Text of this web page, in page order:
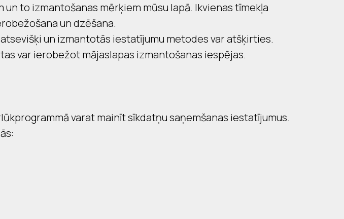
to izmantošanas mērķiem mūsu lapā. Ikvienas tīmekļa
un dzēšana.
un izmantotās iestatījumu metodes var atšķirties.
var ierobežot mājaslapas izmantošanas iespējas.
varat mainīt sīkdatņu saņemšanas iestatījumus.